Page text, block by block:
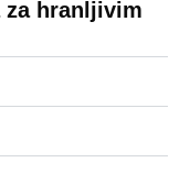
za hranljivim